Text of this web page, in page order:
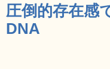
圧倒的存在感
DNA